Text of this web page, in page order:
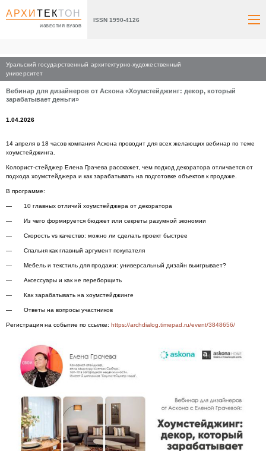
АРХИТЕКТОН
ИЗВЕСТИЯ ВУЗОВ
ISSN 1990-4126
Уральский государственный архитектурно-художественный
университет
Главная
Вебинар для дизайнеров от Аскона «Хоумстейджинг: декор, который
зарабатывает деньги»
1.04.2026
14 апреля в 18 часов компания Аскона проводит для всех желающих вебинар по теме
хоумстейджинга.
Колорист-стейджер Елена Грачева расскажет, чем подход декоратора отличается от
подхода хоумстейджера и как зарабатывать на подготовке объектов к продаже.
В программе:
10 главных отличий хоумстейджера от декоратора
Из чего формируется бюджет или секреты разумной экономии
Скорость vs качество: можно ли сделать проект быстрее
Спальня как главный аргумент покупателя
Мебель и текстиль для продажи: универсальный дизайн выигрывает?
Аксессуары и как не переборщить
Как зарабатывать на хоумстейджинге
Ответы на вопросы участников
Регистрация на событие по ссылке: https://archdialog.timepad.ru/event/3848656/